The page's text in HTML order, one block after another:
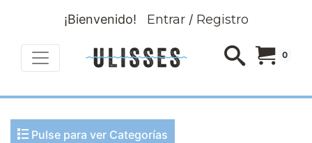
¡Bienvenido! Entrar/ Registro
0
Pulse para ver Categorías